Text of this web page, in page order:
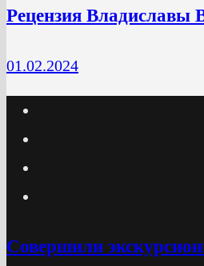
Рецензия Владиславы
01.02.2024
Cовершили